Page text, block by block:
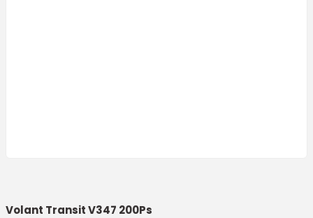
Volant Transit V347 200Ps